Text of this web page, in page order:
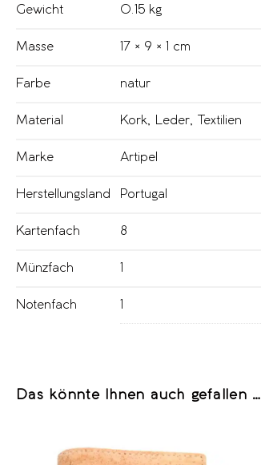
Gewicht 0.15 kg
Masse 17 × 9 × 1 cm
Farbe natur
Material Kork, Leder, Textilien
Marke Artipel
Herstellungsland Portugal
Kartenfach 8
Münzfach
Notenfach
Das könnte Ihnen auch gefallen …